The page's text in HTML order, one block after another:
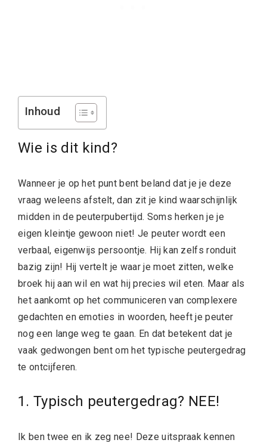
Inhoud
Wie is dit kind?
Wanneer je op het punt bent beland dat je je deze
vraag weleens afstelt, dan zit je kind waarschijnlijk
midden in de peuterpubertijd. Soms herken je je
eigen kleintje gewoon niet! Je peuter wordt een
verbaal, eigenwijs persoontje. Hij kan zelfs ronduit
bazig zijn! Hij vertelt je waar je moet zitten, welke
broek hij aan wil en wat hij precies wil eten. Maar als
het aankomt op het communiceren van complexere
gedachten en emoties in woorden, heeft je peuter
nog een lange weg te gaan. En dat betekent dat je
vaak gedwongen bent om het typische peutergedrag
te ontcijferen.
1. Typisch peutergedrag? NEE!
Ik ben twee en ik zeg nee! Deze uitspraak kennen